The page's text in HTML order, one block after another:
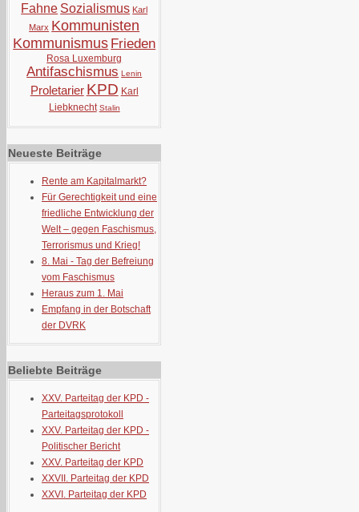
Fahne Sozialismus Karl
Marx Kommunisten
Kommunismus Frieden
Rosa Luxemburg
Antifaschismus Lenin
Proletarier KPD Karl
Liebknecht Stalin
Neueste Beiträge
Rente am Kapitalmarkt?
Für Gerechtigkeit und eine
friedliche Entwicklung der
Welt – gegen Faschismus,
Terrorismus und Krieg!
8. Mai - Tag der Befreiung
vom Faschismus
Heraus zum 1. Mai
Empfang in der Botschaft
der DVRK
Beliebte Beiträge
XXV. Parteitag der KPD -
Parteitagsprotokoll
XXV. Parteitag der KPD -
Politischer Bericht
XXV. Parteitag der KPD
XXVII. Parteitag der KPD
XXVI. Parteitag der KPD